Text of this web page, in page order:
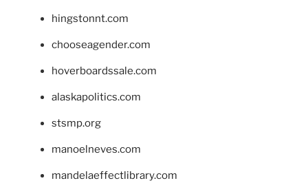
hingstonnt.com
chooseagender.com
hoverboardssale.com
alaskapolitics.com
stsmp.org
manoelneves.com
mandelaeffectlibrary.com